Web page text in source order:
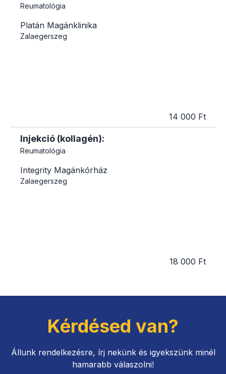
Reumatológia
Platán Magánklinika
Zalaegerszeg
14 000 Ft
Injekció (kollagén):
Reumatológia
Integrity Magánkórház
Zalaegerszeg
18 000 Ft
Kérdésed van?
Állunk rendelkezésre, írj nekünk és igyekszünk minél
hamarabb válaszolni!